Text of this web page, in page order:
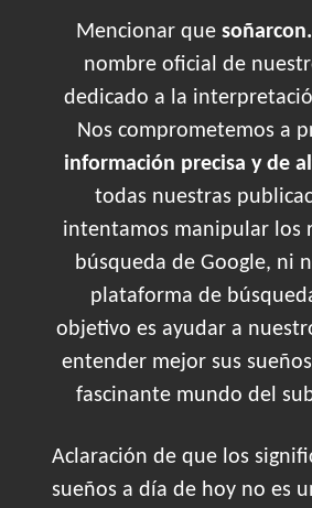
Mencionar que
nombre oficial de
dedicado a la
Nos comprometemos a
información precisa y de
todas nuestras
intentamos manipular los
búsqueda de Google, ni
plataforma de
objetivo es ayudar a
entender mejor sus
fascinante mundo del
Aclaración de que los
sueños a día de hoy no es